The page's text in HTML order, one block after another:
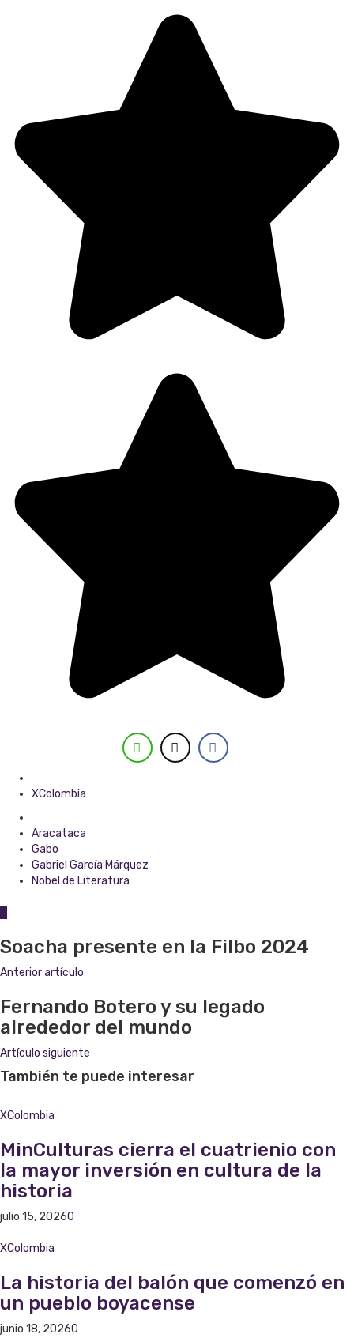
XColombia
Aracataca
Gabo
Gabriel García Márquez
Nobel de Literatura
Soacha presente en la Filbo 2024
Anterior artículo
Fernando Botero y su legado
alrededor del mundo
Artículo siguiente
También te puede interesar
XColombia
MinCulturas cierra el cuatrienio con
la mayor inversión en cultura de la
historia
julio 15, 20260
XColombia
La historia del balón que comenzó en
un pueblo boyacense
junio 18, 20260